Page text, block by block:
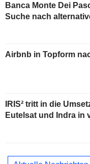
Banca Monte Dei
Suche nach
Airbnb in Topform
IRIS² tritt in die
Eutelsat und Indra in